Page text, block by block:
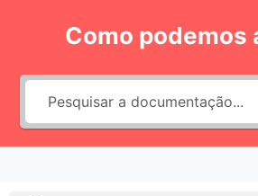
Conteúdo
Como podemos